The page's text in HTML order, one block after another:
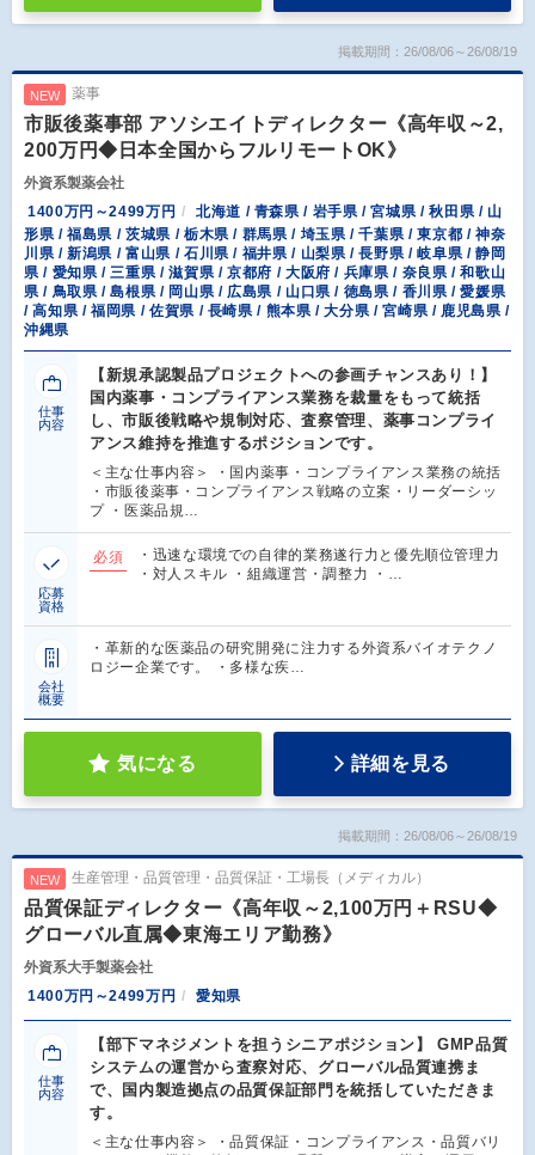
掲載期間：26/08/06～26/08/19
NEW 薬事
市販後薬事部 アソシエイトディレクター《高年収～2,
200万円◆日本全国からフルリモートOK》
外資系製薬会社
1400万円～2499万円
北海道 / 青森県 / 岩手県 / 宮城県 / 秋田県 / 山
形県 / 福島県 / 茨城県 / 栃木県 / 群馬県 / 埼玉県 / 千葉県 / 東京都 / 神奈
川県 / 新潟県 / 富山県 / 石川県 / 福井県 / 山梨県 / 長野県 / 岐阜県 / 静岡
県 / 愛知県 / 三重県 / 滋賀県 / 京都府 / 大阪府 / 兵庫県 / 奈良県 / 和歌山
県 / 鳥取県 / 島根県 / 岡山県 / 広島県 / 山口県 / 徳島県 / 香川県 / 愛媛県
/ 高知県 / 福岡県 / 佐賀県 / 長崎県 / 熊本県 / 大分県 / 宮崎県 / 鹿児島県 /
沖縄県
仕事
内容
【新規承認製品プロジェクトへの参画チャンスあり！】
国内薬事・コンプライアンス業務を裁量をもって統括
し、市販後戦略や規制対応、査察管理、薬事コンプライ
アンス維持を推進するポジションです。
＜主な仕事内容＞ ・国内薬事・コンプライアンス業務の統括
・市販後薬事・コンプライアンス戦略の立案・リーダーシッ
プ ・医薬品規…
応募
資格
必須
・迅速な環境での自律的業務遂行力と優先順位管理力
・対人スキル ・組織運営・調整力 ・…
会社
概要
・革新的な医薬品の研究開発に注力する外資系バイオテクノ
ロジー企業です。 ・多様な疾…
気になる 詳細を見る
掲載期間：26/08/06～26/08/19
NEW 生産管理・品質管理・品質保証・工場長（メディカル）
品質保証ディレクター《高年収～2,100万円＋RSU◆
グローバル直属◆東海エリア勤務》
外資系大手製薬会社
1400万円～2499万円
愛知県
仕事
内容
【部下マネジメントを担うシニアポジション】 GMP品質
システムの運営から査察対応、グローバル品質連携ま
で、国内製造拠点の品質保証部門を統括していただきま
す。
＜主な仕事内容＞ ・品質保証・コンプライアンス・品質バリ